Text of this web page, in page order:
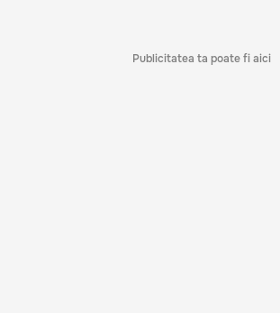
Publicitatea ta poate fi aici